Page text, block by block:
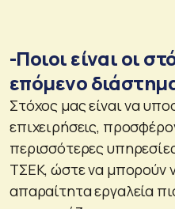
-Ποιοι είναι οι
επόμενο
Στόχος μας είναι να
επιχειρήσεις,
περισσότερες
ΤΣΕΚ, ώστε να μπορούν
απαραίτητα εργαλεία